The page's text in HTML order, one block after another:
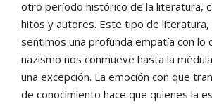
otro período histórico de la literatura,
hitos y autores. Este tipo de literatura,
sentimos una profunda empatía con lo
nazismo nos conmueve hasta la
una excepción. La emoción con que
de conocimiento hace que quienes la